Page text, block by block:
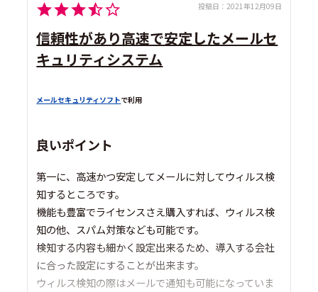
投稿日： 2021年12月09日
信頼性があり高速で安定したメールセ
キュリティシステム
メールセキュリティソフトで利用
良いポイント
第一に、高速かつ安定してメールに対してウィルス検
知するところです。
機能も豊富でライセンスさえ購入すれば、ウィルス検
知の他、スパム対策なども可能です。
検知する内容も細かく設定出来るため、導入する会社
に合った設定にすることが出来ます。
ウィルス検知の際はメールで通知も可能になっていま